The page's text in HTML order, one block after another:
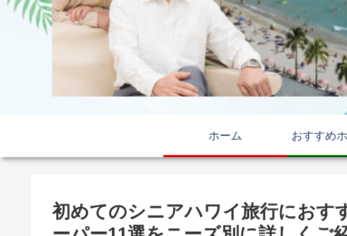
ホーム おすすめ
初めてのシニアハワイ旅行におす